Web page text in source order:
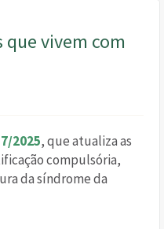
que vivem com
2025, que atualiza as
compulsória,
da síndrome da